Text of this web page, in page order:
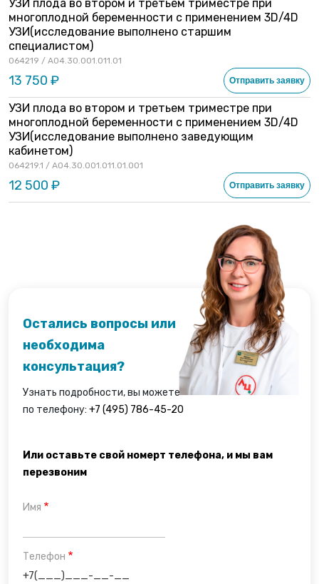
УЗИ плода во втором и третьем триместре при
многоплодной беременности с применением 3D/4D
УЗИ(исследование выполнено старшим
специалистом)
064219 / A04.30.001.011.01
13 750 ₽ Отправить заявку
УЗИ плода во втором и третьем триместре при
многоплодной беременности с применением 3D/4D
УЗИ(исследование выполнено заведующим
кабинетом)
064219.1 / A04.30.001.011.01.001
12 500 ₽ Отправить заявку
Остались вопросы или
необходима
консультация?
Узнать подробности, вы можете
по телефону: +7 (495) 786-45-20
Или оставьте свой номерт телефона, и мы вам
перезвоним
Имя
Телефон